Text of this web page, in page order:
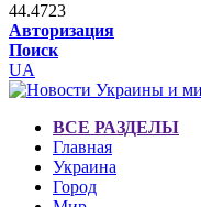
44.4723
Авторизация
Поиск
UA
ВСЕ РАЗДЕЛЫ
Главная
Украина
Город